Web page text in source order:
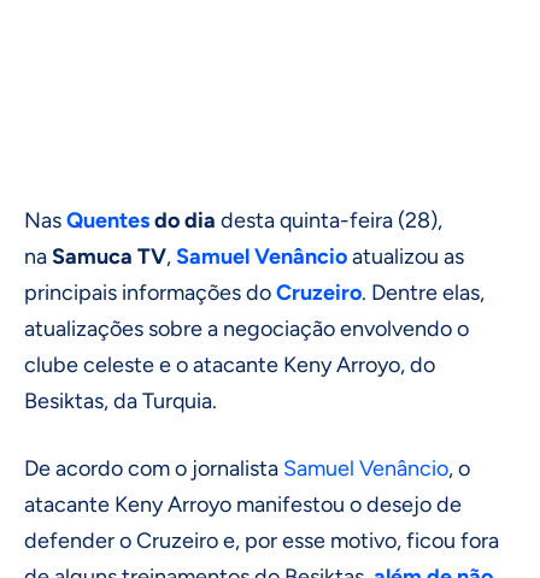
NasQuentesdo dia desta quinta-feira (28),
naSamuca TV,Samuel Venâncioatualizou as
principais informações doCruzeiro. Dentre elas,
atualizações sobre a negociação envolvendo o
clube celeste e o atacante Keny Arroyo, do
Besiktas, da Turquia.
De acordo com o jornalista Samuel Venâncio, o
atacante Keny Arroyo manifestou o desejo de
defender o Cruzeiro e, por esse motivo, ficou fora